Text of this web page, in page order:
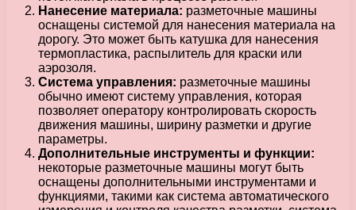
Нанесение материала: разметочные машины
оснащены системой для нанесения материала на
дорогу. Это может быть катушка для нанесения
термопластика, распылитель для краски или
аэрозоля.
Система управления: разметочные машины
обычно имеют систему управления, которая
позволяет оператору контролировать скорость
движения машины, ширину разметки и другие
параметры.
Дополнительные инструменты и функции:
некоторые разметочные машины могут быть
оснащены дополнительными инструментами и
функциями, такими как система автоматического